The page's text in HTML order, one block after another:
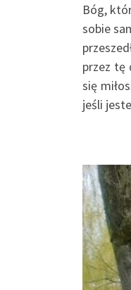
Bóg,
sobie
przez tę
się
jeśli